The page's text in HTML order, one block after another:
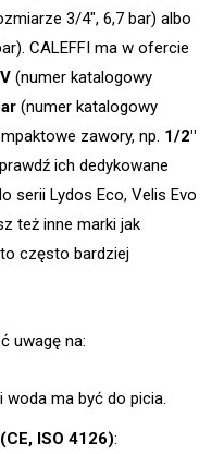
3/4″, 6,7 bar) albo
CALEFFI ma w ofercie
(numer katalogowy
(numer katalogowy
zawory, np. 1/2″
ich dedykowane
serii Lydos Eco, Velis Evo
też inne marki jak
często bardziej
uwagę na:
woda ma być do picia.
ISO 4126):